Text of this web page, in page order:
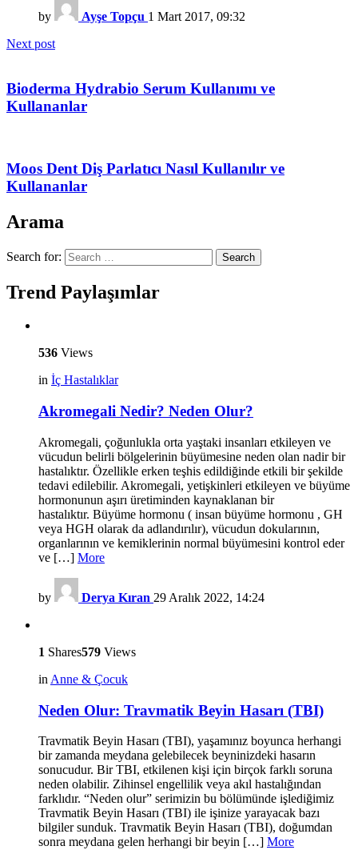
by Ayşe Topçu 1 Mart 2017, 09:32
Next post
Bioderma Hydrabio Serum Kullanımı ve
Kullananlar
Moos Dent Diş Parlatıcı Nasıl Kullanılır ve
Kullananlar
Arama
Search for: Search
Trend Paylaşımlar
536 Views
in İç Hastalıklar
Akromegali Nedir? Neden Olur?
Akromegali, çoğunlukla orta yaştaki insanları etkileyen ve
vücudun belirli bölgelerinin büyümesine neden olan nadir bir
hastalıktır. Özellikle erken teşhis edildiğinde etkili bir şekilde
tedavi edilebilir. Akromegali, yetişkinleri etkileyen ve büyüme
hormonunun aşırı üretiminden kaynaklanan bir
hastalıktır. Büyüme hormonu ( insan büyüme hormonu , GH
veya HGH olarak da adlandırılır), vücudun dokularının,
organlarının ve kemiklerinin normal büyümesini kontrol eder
ve […] More
by Derya Kıran 29 Aralık 2022, 14:24
1 Shares579 Views
in Anne & Çocuk
Neden Olur: Travmatik Beyin Hasarı (TBI)
Travmatik Beyin Hasarı (TBI), yaşamınız boyunca herhangi
bir zamanda meydana gelebilecek beyninizdeki hasarın
sonucudur. Bir TBI, etkilenen kişi için birçok farklı soruna
neden olabilir. Zihinsel engellilik veya akıl hastalığından
farklıdır. “Neden olur” serimizin bu bölümünde işlediğimiz
Travmatik Beyin Hasarı (TBI) ile işinize yarayacak bazı
bilgiler sunduk. Travmatik Beyin Hasarı (TBI), doğumdan
sonra meydana gelen herhangi bir beyin […] More